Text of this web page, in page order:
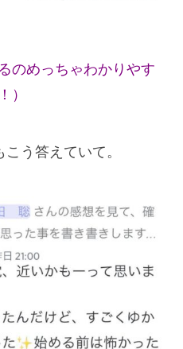
のめっちゃわかりやす
）
う答えていて。